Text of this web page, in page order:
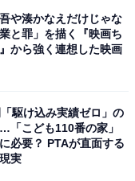
戦闘シーンが良
』の作画は歴代最
場面は鳥山先生が
「戦闘シーンで人
り、作画力が優れ
」など、迫力のあ
コメントも多数寄
や湊かなえだけじゃな
と罪」を描く『映画ち
から強く連想した映画
駆け込み実績ゼロ」の
「こども110番の家」
必要？ PTAが直面する
実